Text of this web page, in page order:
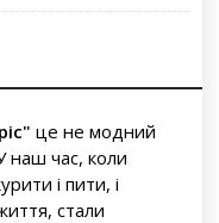
це не модний
наш час, коли
і пити, і
стали